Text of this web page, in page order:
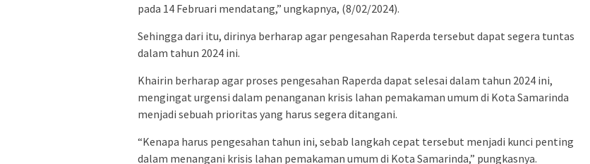
pada 14 Februari mendatang,” ungkapnya, (8/02/2024).
Sehingga dari itu, dirinya berharap agar pengesahan Raperda tersebut dapat segera tuntas
dalam tahun 2024 ini.
Khairin berharap agar proses pengesahan Raperda dapat selesai dalam tahun 2024 ini,
mengingat urgensi dalam penanganan krisis lahan pemakaman umum di Kota Samarinda
menjadi sebuah prioritas yang harus segera ditangani.
“Kenapa harus pengesahan tahun ini, sebab langkah cepat tersebut menjadi kunci penting
dalam menangani krisis lahan pemakaman umum di Kota Samarinda,” pungkasnya.